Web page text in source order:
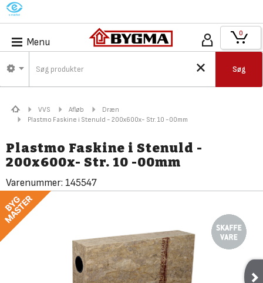
M
Menu
Søg
0
VVS Afløb
Dræn
Plastmo Faskine i Stenuld - 200x600x- Str. 10 -00mm
Plastmo Faskine i Stenuld -
200x600x- Str. 10 -00mm
Varenummer: 145547